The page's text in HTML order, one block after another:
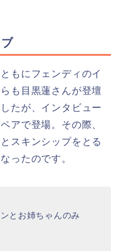
もにフェンディのイ
も目黒蓮さんが登壇
たが、インタビュー
アで登場。その際、
スキンシップをとる
ったのです。
とお姉ちゃんのみ